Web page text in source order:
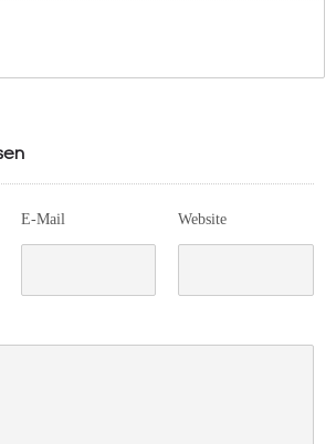
E-Mail Website